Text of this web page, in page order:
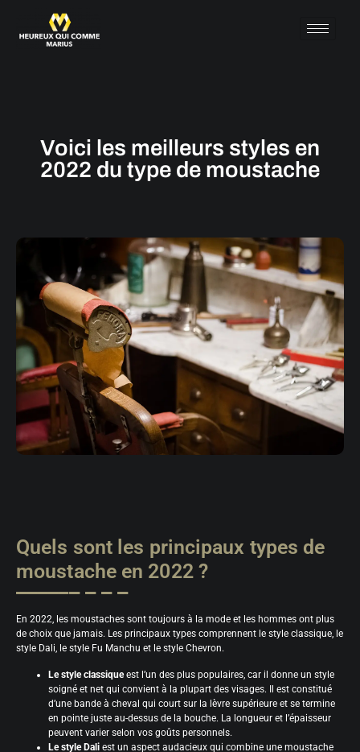
Voici les meilleurs styles en
2022 du type de moustache
Quels sont les principaux types de
moustache en 2022 ?
En 2022, les moustaches sont toujours à la mode et les hommes ont plus
de choix que jamais. Les principaux types comprennent le style classique, le
style Dali, le style Fu Manchu et le style Chevron.
Le style classiqueest l’un des plus populaires, car il donne un style
soigné et net qui convient à la plupart des visages. Il est constitué
d’une bande à cheval qui court sur la lèvre supérieure et se termine
en pointe juste au-dessus de la bouche. La longueur et l’épaisseur
peuvent varier selon vos goûts personnels.
Le style Dali est un aspect audacieux qui combine une moustache